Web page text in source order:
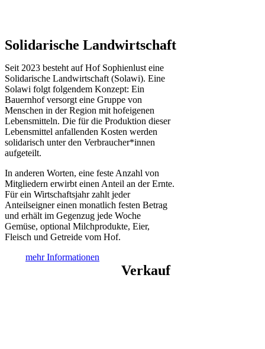
Solidarische Landwirtschaft
Seit 2023 besteht auf Hof Sophienlust eine
Solidarische Landwirtschaft (Solawi). Eine
Solawi folgt folgendem Konzept: Ein
Bauern­hof versorgt eine Gruppe von
Menschen in der Region mit hof­eigenen
Lebens­mitteln. Die für die Produktion dieser
Lebens­mittel anfallenden Kosten werden
solidarisch unter den Verbraucher*­innen
aufgeteilt.
In anderen Worten, eine feste Anzahl von
Mitgliedern erwirbt einen Anteil an der Ernte.
Für ein Wirtschaftsjahr zahlt jeder
Anteilseigner einen monatlich festen Betrag
und erhält im Gegenzug jede Woche
Gemüse, optional Milchprodukte, Eier,
Fleisch und Getreide vom Hof.
mehr Informationen
Verkauf